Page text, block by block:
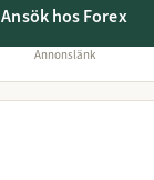
Ansök hos Forex
Annonslänk